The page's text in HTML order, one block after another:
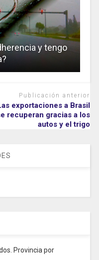
y tengo
Publicación anterior
exportaciones a Brasil
recuperan gracias a los
autos y el trigo
Provincia por